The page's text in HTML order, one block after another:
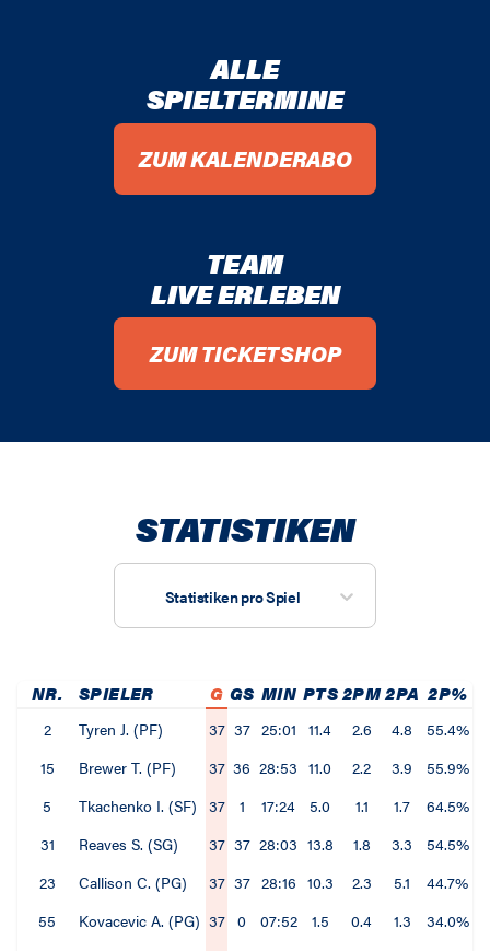
ALLE
SPIELTERMINE
ZUM KALENDERABO
TEAM
LIVE ERLEBEN
ZUM TICKETSHOP
STATISTIKEN
Statistiken pro Spiel
NR. SPIELER G GS MIN PTS2PM2PA 2P%
2 Tyren J. (PF) 37 37 25:01 11.4 2.6 4.8 55.4%
15
Brewer T. (PF) 37 36 28:53 11.0 2.2 3.9 55.9%
5
Tkachenko I. (SF) 37 1 17:24 5.0 1.1 1.7 64.5%
31
Reaves S. (SG) 37 37 28:03 13.8 1.8 3.3 54.5%
23
Callison C. (PG) 37 37 28:16 10.3 2.3 5.1 44.7%
55
Kovacevic A. (PG) 37 0 07:52 1.5 0.4 1.3 34.0%